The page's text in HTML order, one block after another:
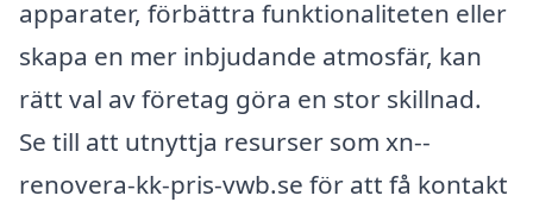
apparater, förbättra funktionaliteten eller
skapa en mer inbjudande atmosfär, kan
rätt val av företag göra en stor skillnad.
Se till att utnyttja resurser som xn--
renovera-kk-pris-vwb.se för att få kontakt